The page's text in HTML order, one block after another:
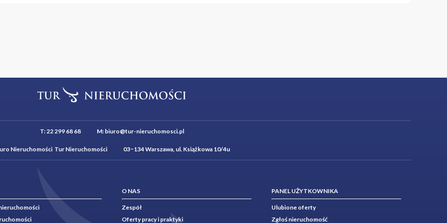
i inwestorów poszukujących reprezentacyjnej, wielofunkcyjnej nieruchomości w jednej
Krakowa.
T:22 299 68 68M: biuro@tur-nieruchomosci.pl
Nieruchomości Tur Nieruchomości 03−134 Warszawa, ul. Książkowa 10/4u
O NAS
Zespół
Oferty pracy i praktyki
PANEL UŻYTKOWNIKA
Ulubione oferty
Zgłoś nieruchomość